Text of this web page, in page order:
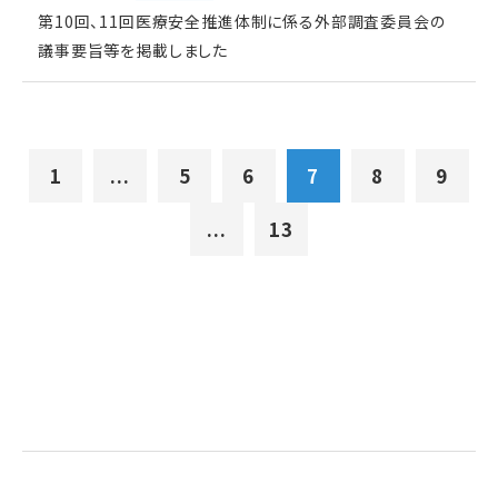
第10回、11回医療安全推進体制に係る外部調査委員会の
議事要旨等を掲載しました
1 ... 5 6 7 8
9
...
13